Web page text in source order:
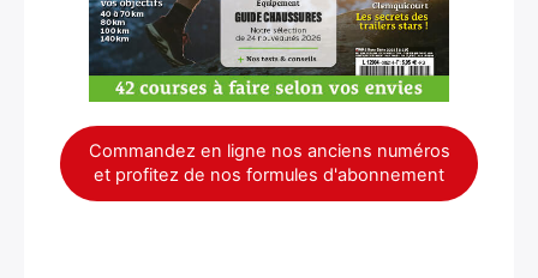
Commandez en ligne nos anciens numéros
et profitez de nos formules d'abonnement